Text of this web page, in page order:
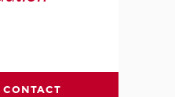
CONTACT